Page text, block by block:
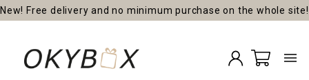
New! Free delivery and no minimum purchase on the whole site!
